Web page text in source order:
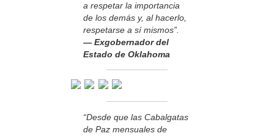
a respetar la importancia
de los demás y, al hacerlo,
respetarse a sí mismos”.
— Exgobernador del
Estado de Oklahoma
“Desde que las Cabalgatas
de Paz mensuales de